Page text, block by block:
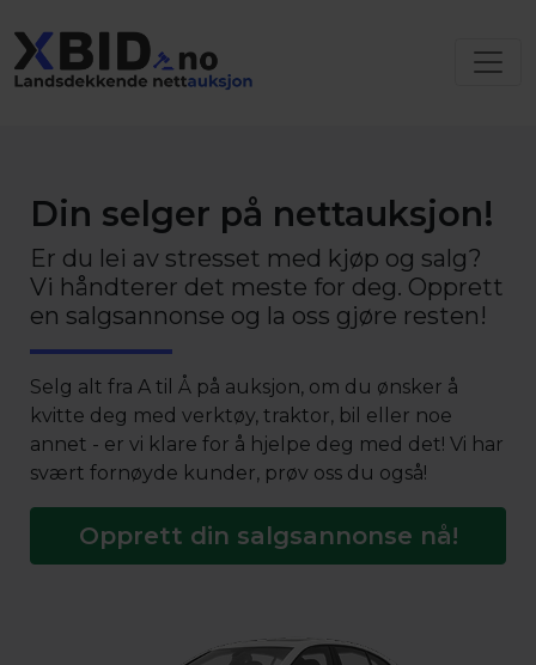
Din selger på nettauksjon!
Er du lei av stresset med kjøp og salg?
Vi håndterer det meste for deg. Opprett
en salgsannonse og la oss gjøre resten!
Selg alt fra A til Å på auksjon, om du ønsker å
kvitte deg med verktøy, traktor, bil eller noe
annet - er vi klare for å hjelpe deg med det! Vi har
svært fornøyde kunder, prøv oss du også!
Opprett din salgsannonse nå!